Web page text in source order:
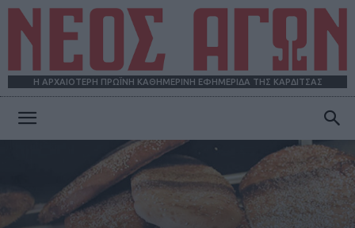
Η ΑΡΧΑΙΟΤΕΡΗ ΠΡΩΪΝΗ ΚΑΘΗΜΕΡΙΝΗ ΕΦΗΜΕΡΙΔΑ ΤΗΣ ΚΑΡΔΙΤΣΑΣ